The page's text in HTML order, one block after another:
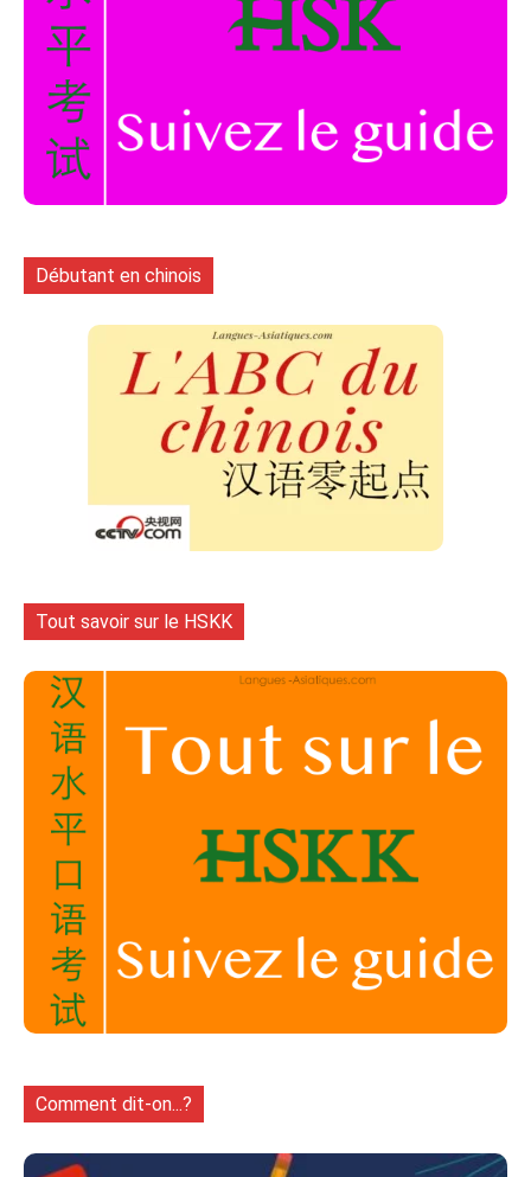
Débutant en chinois
Tout savoir sur le HSKK
Comment dit-on...?